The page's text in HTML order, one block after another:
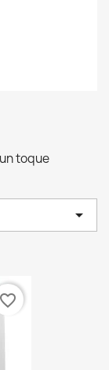
toque

favorite_border